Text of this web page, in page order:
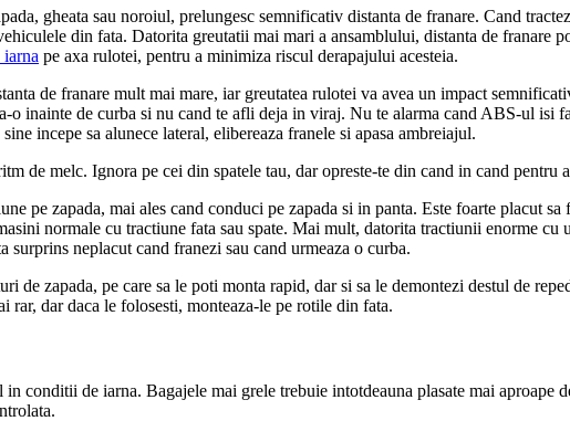
gheata sau noroiul, prelungesc semnificativ distanta de franare. Cand
din fata. Datorita greutatii mai mari a ansamblului, distanta de franare
iarna pe axa rulotei, pentru a minimiza riscul derapajului acesteia.
de franare mult mai mare, iar greutatea rulotei va avea un impact
inainte de curba si nu cand te afli deja in viraj. Nu te alarma cand ABS-ul isi
incepe sa alunece lateral, elibereaza franele si apasa ambreiajul.
de melc. Ignora pe cei din spatele tau, dar opreste-te din cand in cand pentru
pe zapada, mai ales cand conduci pe zapada si in panta. Este foarte placut
normale cu tractiune fata sau spate. Mai mult, datorita tractiunii enorme
neplacut cand franezi sau cand urmeaza o curba.
de zapada, pe care sa le poti monta rapid, dar si sa le demontezi destul de
dar daca le folosesti, monteaza-le pe rotile din fata.
in conditii de iarna. Bagajele mai grele trebuie intotdeauna plasate mai aproape